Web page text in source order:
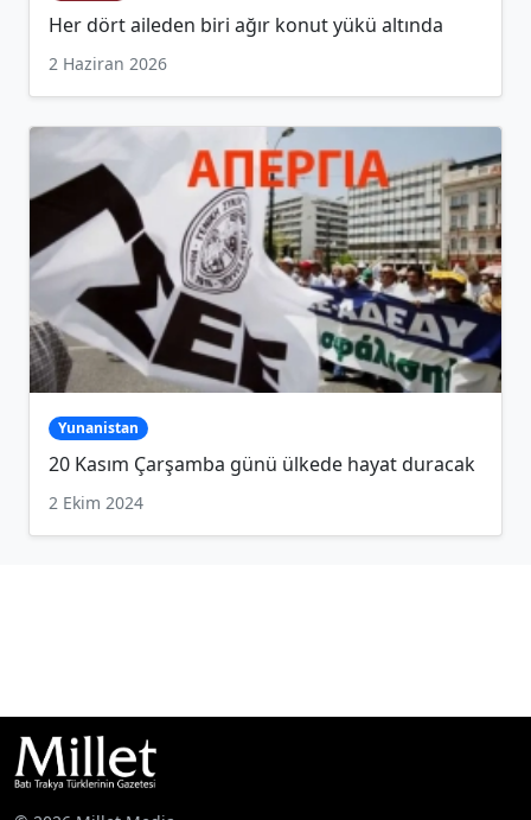
Her dört aileden biri ağır konut yükü altında
2 Haziran 2026
Yunanistan
20 Kasım Çarşamba günü ülkede hayat duracak
2 Ekim 2024